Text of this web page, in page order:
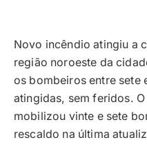
Novo incêndio atingiu a
região noroeste da
os bombeiros entre sete
atingidas, sem feridos.
mobilizou vinte e sete
rescaldo na última